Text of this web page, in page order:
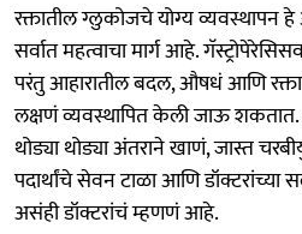
रक्तातील ग्लुकोजचे योग्य व्यवस्थापन
सर्वात महत्वाचा मार्ग आहे.
परंतु आहारातील बदल, औषधं आणि
लक्षणं व्यवस्थापित केली जाऊ
थोड्या थोड्या अंतराने खाणं, जास्त
पदार्थांचे सेवन टाळा आणि
असंही डॉक्टरांचं म्हणणं आहे.